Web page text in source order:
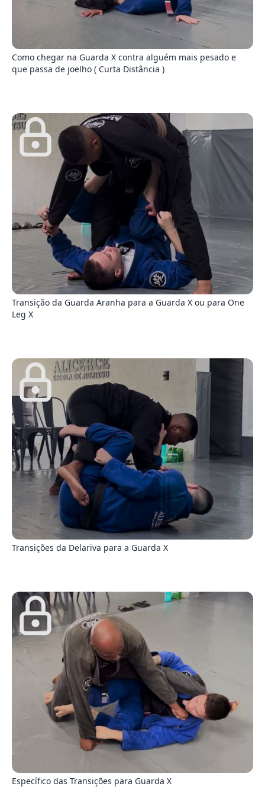
Como chegar na Guarda X contra alguém mais pesado e
que passa de joelho ( Curta Distância )
Transição da Guarda Aranha para a Guarda X ou para One
Leg X
Transições da Delariva para a Guarda X
Específico das Transições para Guarda X